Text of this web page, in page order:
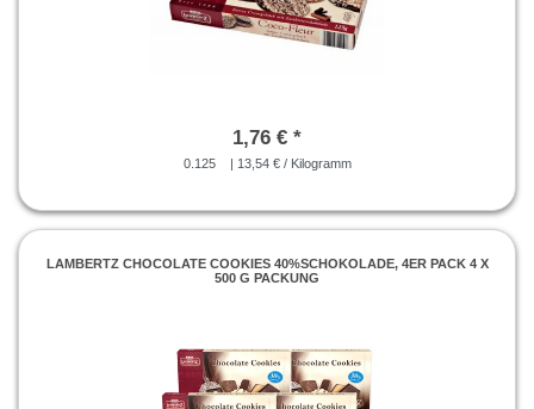
1,76 € *
0.125 | 13,54 € / Kilogramm
LAMBERTZ CHOCOLATE COOKIES 40%SCHOKOLADE, 4ER PACK 4 X
500 G PACKUNG